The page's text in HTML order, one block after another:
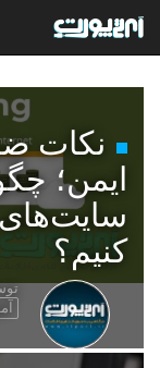
نکات
ایمن؛
کنیم؟